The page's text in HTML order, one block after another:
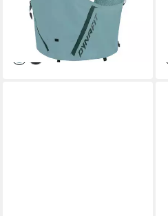
92,75 €
119,90 €
lieferbar - in 2-3 Werktagen bei dir